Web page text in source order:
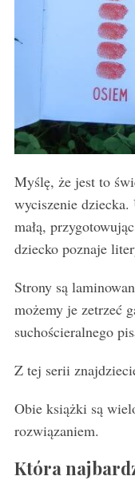
Myślę, że jest to
wyciszenie
małą,
dziecko poznaje
Strony są
możemy je zetrzeć
suchościeralnego
Z tej serii
Obie książki są
rozwiązaniem.
Która